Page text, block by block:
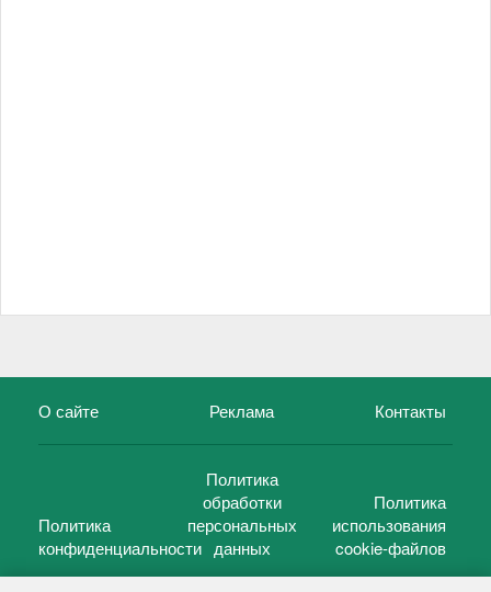
О сайте Реклама Контакты
Политика
конфиденциальности
Политика
обработки
персональных
данных
Политика
использования
cookie-файлов